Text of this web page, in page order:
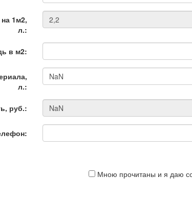
в
в
1м2,
л.:
в м2:
л.:
руб.:
Мною прочитаны и я даю